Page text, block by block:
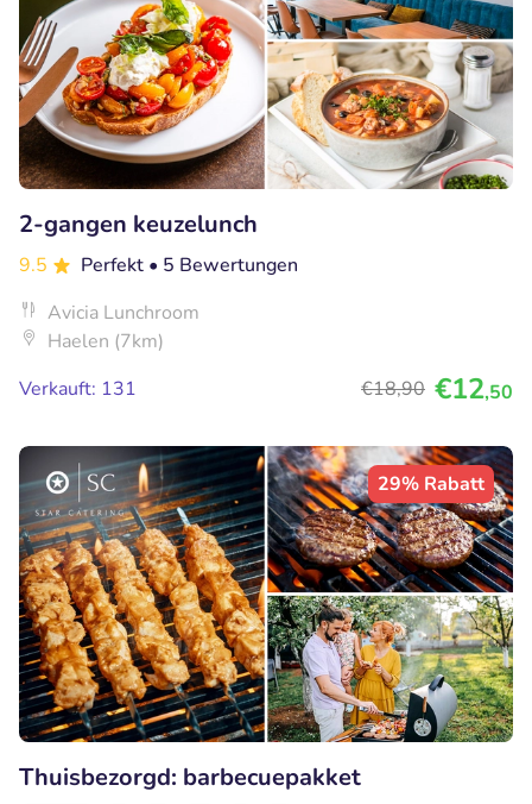
2-gangen keuzelunch
9.5 Perfekt • 5 Bewertungen
Avicia Lunchroom
Haelen (7km)
Verkauft: 131
€18,90 €12,50
29% Rabatt
Thuisbezorgd: barbecuepakket